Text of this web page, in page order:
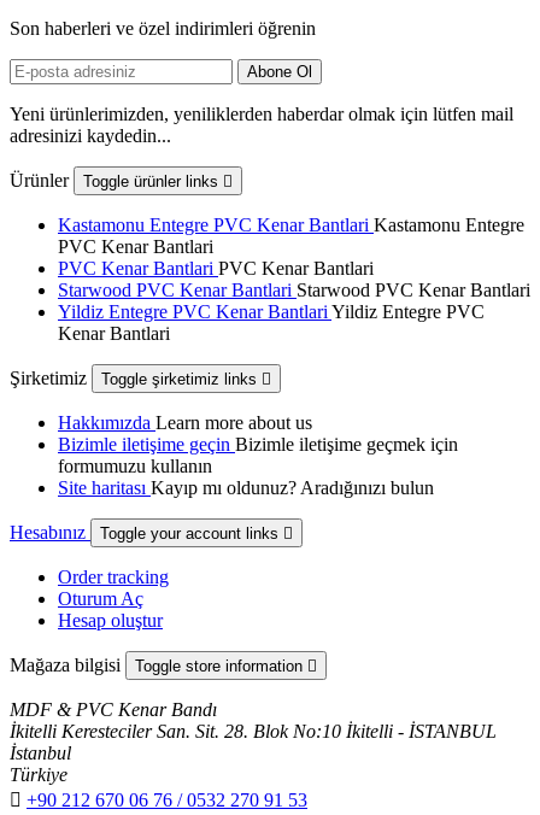
Son haberleri ve özel indirimleri öğrenin
Yeni ürünlerimizden, yeniliklerden haberdar olmak için lütfen mail
adresinizi kaydedin...
Ürünler Toggle ürünler links 
Kastamonu Entegre PVC Kenar Bantlari Kastamonu Entegre
PVC Kenar Bantlari
PVC Kenar Bantlari PVC Kenar Bantlari
Starwood PVC Kenar Bantlari Starwood PVC Kenar Bantlari
Yildiz Entegre PVC Kenar Bantlari Yildiz Entegre PVC
Kenar Bantlari
Şirketimiz Toggle şirketimiz links 
Hakkımızda Learn more about us
Bizimle iletişime geçin Bizimle iletişime geçmek için
formumuzu kullanın
Site haritası Kayıp mı oldunuz? Aradığınızı bulun
Hesabınız Toggle your account links 
Order tracking
Oturum Aç
Hesap oluştur
Mağaza bilgisi Toggle store information 
MDF & PVC Kenar Bandı
İkitelli Keresteciler San. Sit. 28. Blok No:10 İkitelli - İSTANBUL
İstanbul
Türkiye
 +90 212 670 06 76 / 0532 270 91 53